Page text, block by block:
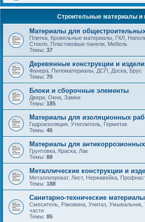
Строительные материалы и
Материалы для
Плитка, Кровельные материалы, ГКЛ,
Стекло, Пластиковые панели, Мебель
Темы: 37
Деревянные конструкции и
Фанера, Пиломатериалы, ДСП, Доска, Брус
Темы: 70
Блоки и сборочные элементы
Двери, Окна, Замки
Темы: 185
Материалы для изоляционных
Гидроизоляция, Утеплитель, Герметик
Темы: 46
Материалы для
Грунтовка, Краска, Лак
Темы: 88
Металлические конструкции и
Металлопрокат, Лист, Нержавейка,
Темы: 188
Санитарно-технические
Смеситель, Раковина, Унитаз,
части
Темы: 85